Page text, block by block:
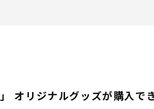
オリジナルグッズが購入で